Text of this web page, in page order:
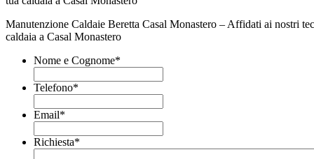
Manutenzione Caldaie Beretta Casal Monastero – Affidati ai nostri
caldaia a Casal Monastero
Nome e Cognome*
Telefono*
Email*
Richiesta*